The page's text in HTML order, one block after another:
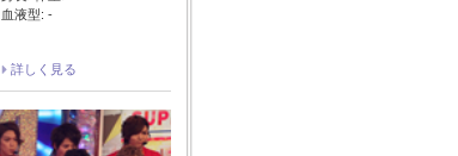
血液型: -
詳しく見る